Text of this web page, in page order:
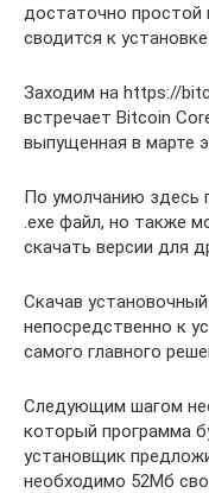
достаточно простой
сводится к
Заходим на https://
встречает Bitcoin
выпущенная в марте
По умолчанию здесь
.exe файл, но также
скачать версии для
Скачав
непосредственно к
самого главного
Следующим шагом
который программа
установщик
необходимо 52Мб